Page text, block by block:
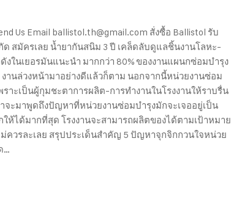
Us Email ballistol.th@gmail.com สั่งซื้อ Ballistol รับ
สมัครเลย น้ำยากันสนิม 3 ปี เคล็ดลับดูแลชิ้นงานโลหะ-
ในเยอรมันแนะนำ มากกว่า 80% ของงานแผนกซ่อมบำรุง
านล่วงหน้ามาอย่างดีแล้วก็ตาม นอกจากนี้หน่วยงานซ่อม
าะเป็นผู้กุมชะตาการผลิต-การทำงานในโรงงานให้ราบรื่น
จะมาพูดถึงปัญหาที่หน่วยงานซ่อมบำรุงมักจะเจออยู่เป็น
ห้ได้มากที่สุด โรงงานจะสามารถผลิตของได้ตามเป้าหมาย
วรละเลย สรุปประเด็นสำคัญ 5 ปัญหาจุกจิกกวนใจหน่วย
…